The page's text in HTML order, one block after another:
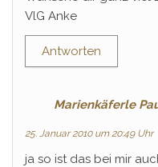
VlG Anke
Antworten
Marienkäferle
25. Januar 2010 um 20:49 Uhr
ja so ist das bei mir